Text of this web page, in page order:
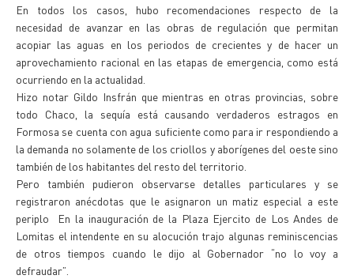
En todos los casos, hubo recomendaciones respecto de la
necesidad de avanzar en las obras de regulación que permitan
acopiar las aguas en los periodos de crecientes y de hacer un
aprovechamiento racional en las etapas de emergencia, como está
ocurriendo en la actualidad.
Hizo notar Gildo Insfrán que mientras en otras provincias, sobre
todo Chaco, la sequía está causando verdaderos estragos en
Formosa se cuenta con agua suficiente como para ir respondiendo a
la demanda no solamente de los criollos y aborígenes del oeste sino
también de los habitantes del resto del territorio.
Pero también pudieron observarse detalles particulares y se
registraron anécdotas que le asignaron un matiz especial a este
periplo En la inauguración de la Plaza Ejercito de Los Andes de
Lomitas el intendente en su alocución trajo algunas reminiscencias
de otros tiempos cuando le dijo al Gobernador “no lo voy a
defraudar”.